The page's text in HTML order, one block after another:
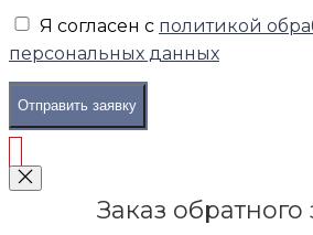
Я согласен с политикой
персональных данных
Отправить заявку
Заказ обратного